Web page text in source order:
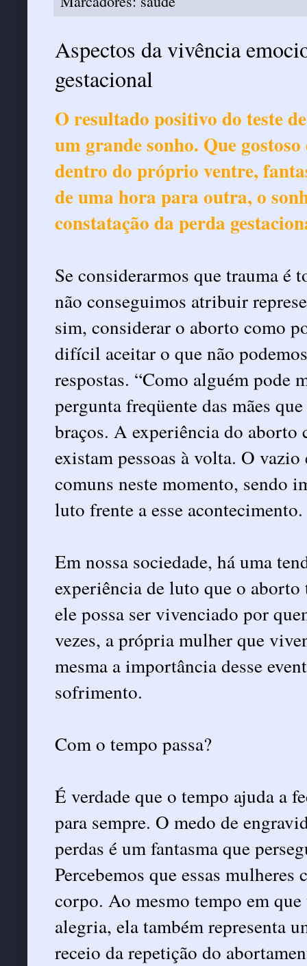
Aspectos da vivência
gestacional
O resultado positivo do teste
um grande sonho. Que
dentro do próprio ventre,
de uma hora para outra, o
constatação da perda
Se considerarmos que trauma é
não conseguimos atribuir
sim, considerar o aborto como
difícil aceitar o que não
respostas. “Como alguém pode
pergunta freqüente das mães
braços. A experiência do aborto
existam pessoas à volta. O
comuns neste momento, sendo
luto frente a esse acontecimento.
Em nossa sociedade, há uma
experiência de luto que o
ele possa ser vivenciado por
vezes, a própria mulher que
mesma a importância desse
sofrimento.
Com o tempo passa?
É verdade que o tempo ajuda a
para sempre. O medo de
perdas é um fantasma que
Percebemos que essas
corpo. Ao mesmo tempo em
alegria, ela também representa
receio da repetição do